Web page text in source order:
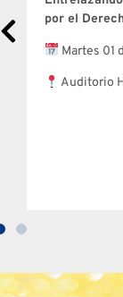
por el
Martes 01
Auditorio